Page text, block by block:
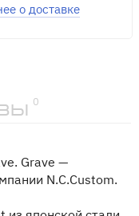
о доставке
0
Grave —
N.C.Custom.